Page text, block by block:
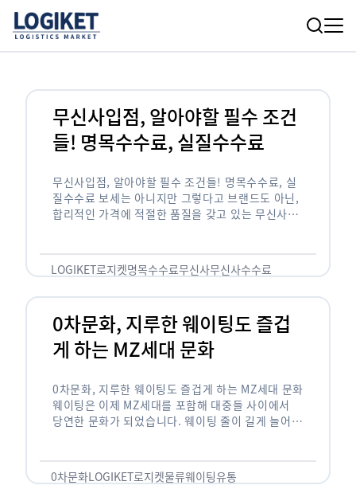
무신사입점, 알아야할 필수 조건
들! 명목수수료, 실질수수료
무신사입점, 알아야할 필수 조건들! 명목수수료, 실
질수수료 보세는 아니지만 그렇다고 브랜드도 아닌,
합리적인 가격에 적절한 품질을 갖고 있는 무신사!
LOGIKET로지켓명목수수료무신사무신사수수료
0차문화, 지루한 웨이팅도 즐겁
게 하는 MZ세대 문화
0차문화, 지루한 웨이팅도 즐겁게 하는 MZ세대 문화
웨이팅은 이제 MZ세대를 포함해 대중들 사이에서
당연한 문화가 되었습니다. 웨이팅 줄이 길게 늘어서
0차문화LOGIKET로지켓물류웨이팅유통